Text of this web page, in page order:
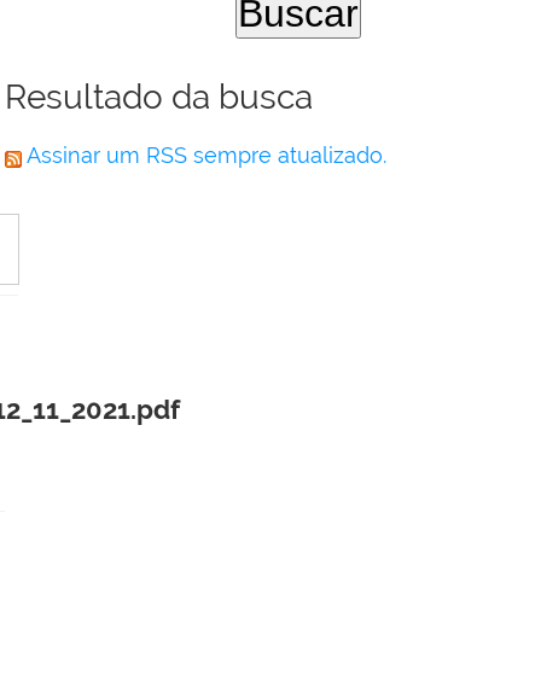
Resultado da busca
Assinar um RSS sempre atualizado.